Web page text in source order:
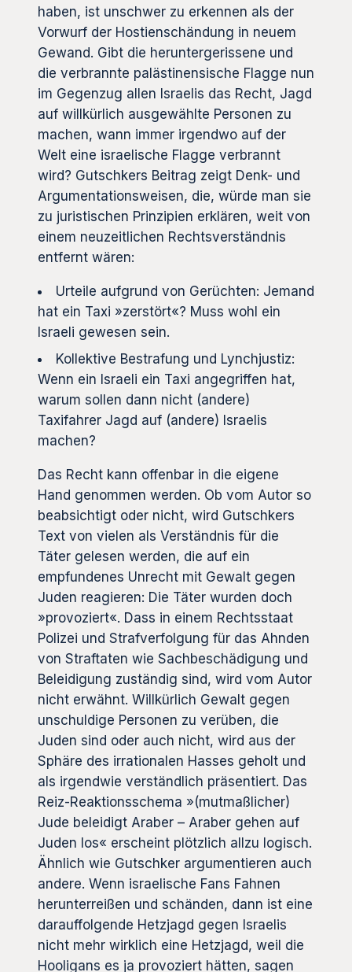
haben, ist unschwer zu erkennen als der
Vorwurf der Hostienschändung in neuem
Gewand. Gibt die heruntergerissene und
die verbrannte palästinensische Flagge nun
im Gegenzug allen Israelis das Recht, Jagd
auf willkürlich ausgewählte Personen zu
machen, wann immer irgendwo auf der
Welt eine israelische Flagge verbrannt
wird? Gutschkers Beitrag zeigt Denk- und
Argumentationsweisen, die, würde man sie
zu juristischen Prinzipien erklären, weit von
einem neuzeitlichen Rechtsverständnis
entfernt wären:
Urteile aufgrund von Gerüchten: Jemand
hat ein Taxi »zerstört«? Muss wohl ein
Israeli gewesen sein.
Kollektive Bestrafung und Lynchjustiz:
Wenn ein Israeli ein Taxi angegriffen hat,
warum sollen dann nicht (andere)
Taxifahrer Jagd auf (andere) Israelis
machen?
Das Recht kann offenbar in die eigene
Hand genommen werden. Ob vom Autor so
beabsichtigt oder nicht, wird Gutschkers
Text von vielen als Verständnis für die
Täter gelesen werden, die auf ein
empfundenes Unrecht mit Gewalt gegen
Juden reagieren: Die Täter wurden doch
»provoziert«. Dass in einem Rechtsstaat
Polizei und Strafverfolgung für das Ahnden
von Straftaten wie Sachbeschädigung und
Beleidigung zuständig sind, wird vom Autor
nicht erwähnt. Willkürlich Gewalt gegen
unschuldige Personen zu verüben, die
Juden sind oder auch nicht, wird aus der
Sphäre des irrationalen Hasses geholt und
als irgendwie verständlich präsentiert. Das
Reiz-Reaktionsschema »(mutmaßlicher)
Jude beleidigt Araber – Araber gehen auf
Juden los« erscheint plötzlich allzu logisch.
Ähnlich wie Gutschker argumentieren auch
andere. Wenn israelische Fans Fahnen
herunterreißen und schänden, dann ist eine
darauffolgende Hetzjagd gegen Israelis
nicht mehr wirklich eine Hetzjagd, weil die
Hooligans es ja provoziert hätten, sagen